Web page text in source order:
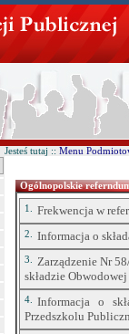
Jesteś tutaj :: Menu
Ogólnopolskie
1. Frekwencja w
2. Informacja o
3.
Zarządzenie Nr
składzie
4.
Informacja o
Przedszkolu